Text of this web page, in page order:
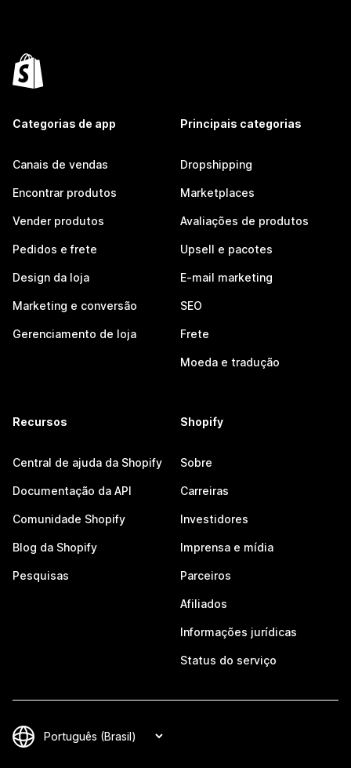
Categorias de app
Canais de vendas
Encontrar produtos
Vender produtos
Pedidos e frete
Design da loja
Marketing e conversão
Gerenciamento de loja
Principais categorias
Dropshipping
Marketplaces
Avaliações de produtos
Upsell e pacotes
E-mail marketing
SEO
Frete
Moeda e tradução
Recursos
Central de ajuda da Shopify
Documentação da API
Comunidade Shopify
Blog da Shopify
Pesquisas
Shopify
Sobre
Carreiras
Investidores
Imprensa e mídia
Parceiros
Afiliados
Informações jurídicas
Status do serviço